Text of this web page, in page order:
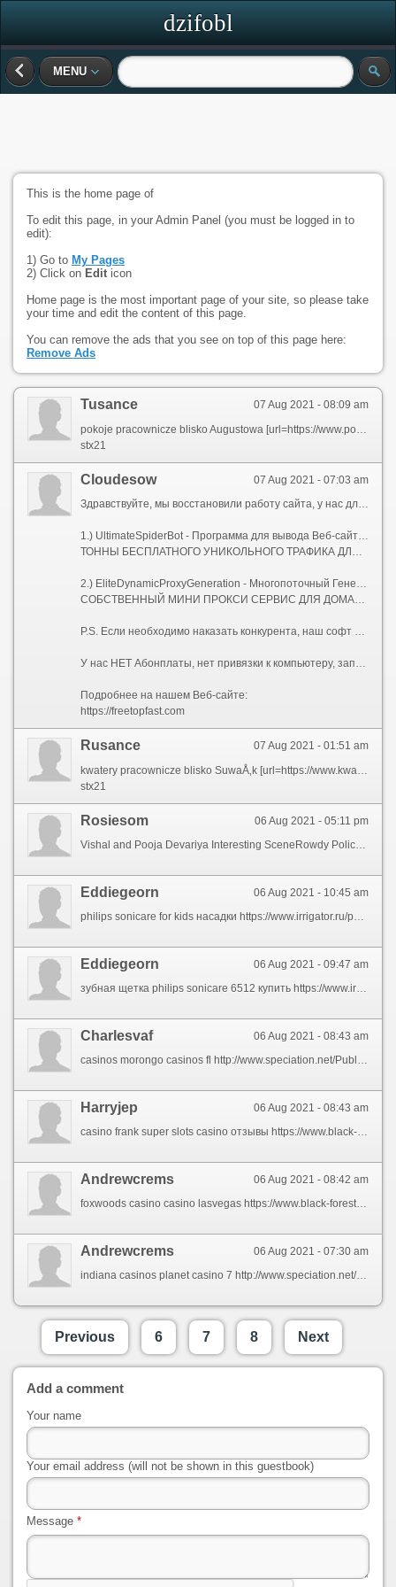
dzifobl
MENU
This is the home page of
To edit this page, in your Admin Panel (you must be logged in to
edit):
1) Go to My Pages
2) Click on Edit icon
Home page is the most important page of your site, so please take
your time and edit the content of this page.
You can remove the ads that you see on top of this page here:
Remove Ads
07 Aug 2021 - 08:09 am
Tusance
stx21
07 Aug 2021 - 07:03 am
Сloudesow
Здравствуйте, мы восстановили работу сайта, у нас для Вас два Сео-софта, которых нет на рынке.
1.) UltimateSpiderBot - Программа для вывода Веб-сайтов в ТОП, с мощнейшей Антидетект системой.
ТОННЫ БЕСПЛАТНОГО УНИКОЛЬНОГО ТРАФИКА ДЛЯ ВАШИХ САЙТОВ.
2.) EliteDynamicProxyGeneration - Многопоточный Генератор Элитных Динамических Socks-5 Прокси-серверов.
СОБСТВЕННЫЙ МИНИ ПРОКСИ СЕРВИС ДЛЯ ДОМАШНЕГО КОМПЬЮТЕРА, НОУТБУКА, ИЛИ СЕРВЕРА.
P.S. Если необходимо наказать конкурента, наш софт Вам поможет!
У нас НЕТ Абонплаты, нет привязки к компьютеру, запускайте где угодно, и сколько угодно!
Подробнее на нашем Веб-сайте:
https://freetopfast.com
07 Aug 2021 - 01:51 am
Rusance
stx21
06 Aug 2021 - 05:11 pm
Rosiesom
Vishal and Pooja Devariya Interesting SceneRowdy Police Kannada Dubbed MovieRaashiKFN
06 Aug 2021 - 10:45 am
Eddiegeorn
philips sonicare for kids насадки https://www.irrigator.ru/philips-cat.html
06 Aug 2021 - 09:47 am
Eddiegeorn
зубная щетка philips sonicare 6512 купить https://www.irrigator.ru/philips-cat.html
06 Aug 2021 - 08:43 am
Charlesvaf
casinos morongo casinos fl http://www.speciation.net/Public/?betting-22bet-bonus.html
06 Aug 2021 - 08:43 am
Harryjep
casino frank super slots casino отзывы https://www.black-forest-travel.com/neuweiler/pages/esc-casino-app_1.html
06 Aug 2021 - 08:42 am
Andrewcrems
foxwoods casino casino lasvegas https://www.black-forest-travel.com/neuweiler/pages/betano-live-betting.html
06 Aug 2021 - 07:30 am
Andrewcrems
indiana casinos planet casino 7 http://www.speciation.net/Public/?best-casino-betano.html
Previous 6 7 8 Next
Add a comment
Your name
Your email address (will not be shown in this guestbook)
Message *